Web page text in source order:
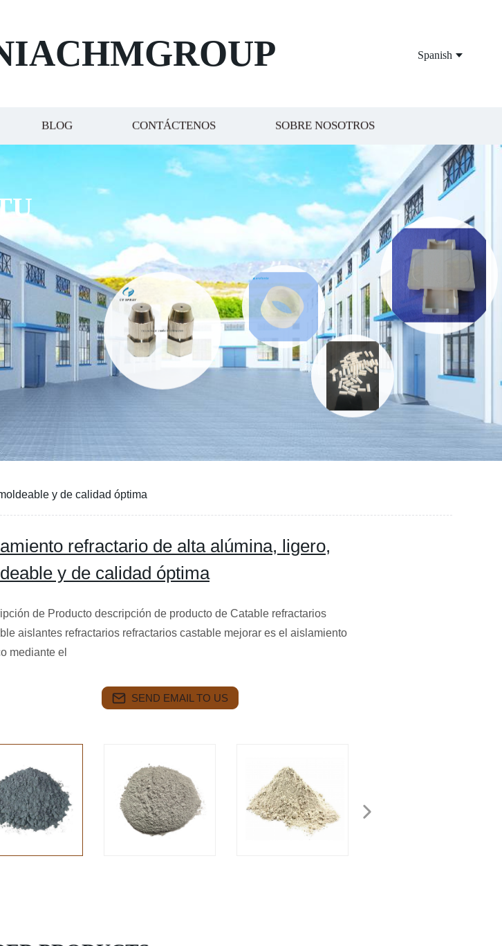
Spanish
BLOG CONTÁCTENOS SOBRE NOSOTROS
y de calidad óptima
refractario de alta alúmina, ligero,
y de calidad óptima
de Producto descripción de producto de Catable refractarios
aislantes refractarios refractarios castable mejorar es el aislamiento
mediante el
SEND EMAIL TO US